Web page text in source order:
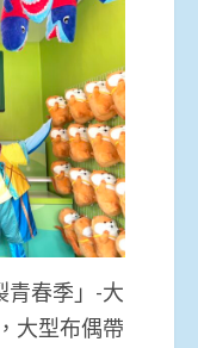
青春季」-大
大型布偶帶